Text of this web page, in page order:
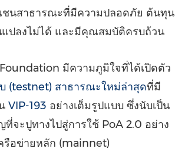
ชนสาธารณะที่มีความปลอดภัย ต้นทุน
แปลงไม่ได้ และมีคุณสมบัติครบถ้วน
มีความภูมิใจที่ได้เปิดตัว
(testnet) สาธารณะใหม่ล่าสุดที่มี
VIP-193 อย่างเต็มรูปแบบ ซึ่งนับเป็น
จะปูทางไปสู่การใช้ PoA 2.0 อย่าง
รือข่ายหลัก (mainnet)